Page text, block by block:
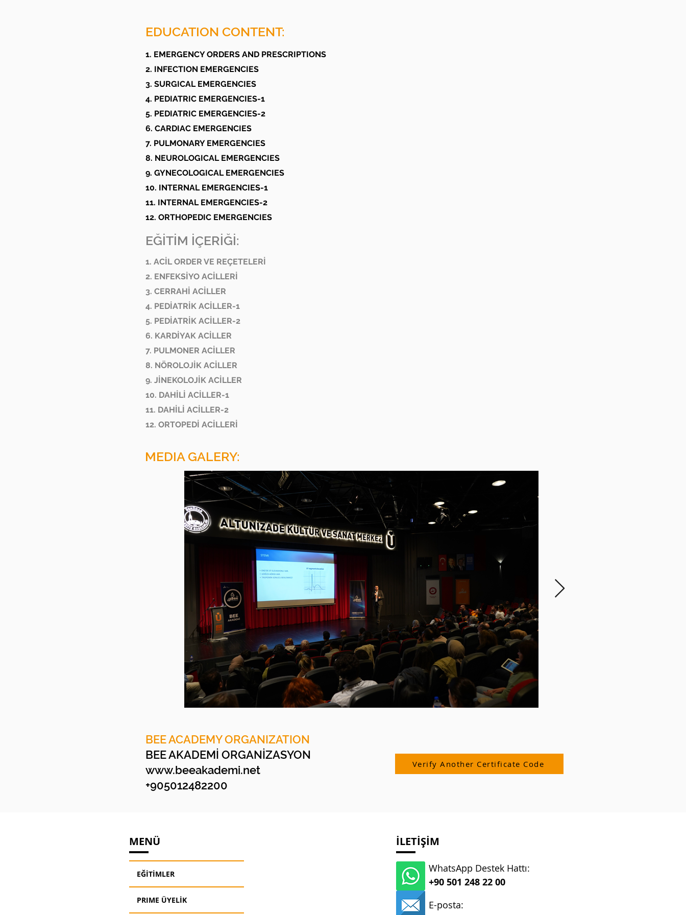
EDUCATION CONTENT:
1. EMERGENCY ORDERS AND PRESCRIPTIONS
2. INFECTION EMERGENCIES
3. SURGICAL EMERGENCIES
4. PEDIATRIC EMERGENCIES-1
5. PEDIATRIC EMERGENCIES-2
6. CARDIAC EMERGENCIES
7. PULMONARY EMERGENCIES
8. NEUROLOGICAL EMERGENCIES
9. GYNECOLOGICAL EMERGENCIES
10. INTERNAL EMERGENCIES-1
11. INTERNAL EMERGENCIES-2
12. ORTHOPEDIC EMERGENCIES
EĞİTİM İÇERİĞİ:
1. ACİL ORDER VE REÇETELERİ
2. ENFEKSİYO ACİLLERİ
3. CERRAHİ ACİLLER
4. PEDİATRİK ACİLLER-1
5. PEDİATRİK ACİLLER-2
6. KARDİYAK ACİLLER
7. PULMONER ACİLLER
8. NÖROLOJİK ACİLLER
9. JİNEKOLOJİK ACİLLER
10. DAHİLİ ACİLLER-1
11. DAHİLİ ACİLLER-2
12. ORTOPEDİ ACİLLERİ
MEDIA GALERY:
BEE ACADEMY ORGANIZATION
BEE AKADEMİ ORGANİZASYON
www.beeakademi.net
+905012482200
Verify Another Certificate Code
MENÜ
EĞİTİMLER
PRIME ÜYELİK
İLETİŞİM
WhatsApp Destek Hattı:
+90 501 248 22 00
E-posta: